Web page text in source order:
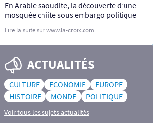
En Arabie saoudite, la découverte d’une
mosquée chiite sous embargo politique
Lire la suite sur www.la-croix.com
ACTUALITÉS
CULTURE ECONOMIE
EUROPE
HISTOIRE
MONDE POLITIQUE
Voir tous les sujets actualités